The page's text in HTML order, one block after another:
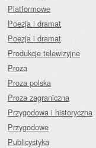
Platformowe
Poezja i dramat
Poezja i dramat
Produkcje telewizyjne
Proza
Proza polska
Proza zagraniczna
Przygodowa i historyczna
Przygodowe
Publicystyka